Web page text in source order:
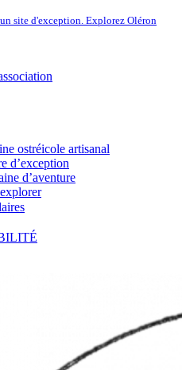
site d'exception. Explorez Oléron
ostréicole artisanal
d’exception
d’aventure